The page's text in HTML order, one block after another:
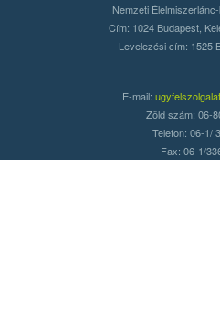
Nemzeti
Cím: 1024 Budapest,
Levelezési cím: 1525
E-mail:
Zöld szám: 06-
Telefon: 06-1/
Fax: 06-1/